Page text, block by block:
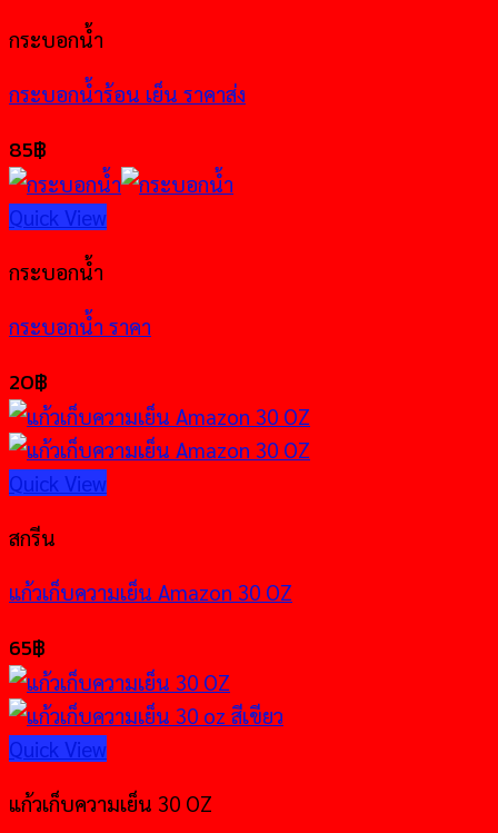
กระบอกน้ำ
กระบอกน้ำร้อน เย็น ราคาส่ง
85฿
Quick View
กระบอกน้ำ
กระบอกน้ำ ราคา
20฿
Quick View
สกรีน
แก้วเก็บความเย็น Amazon 30 OZ
65฿
Quick View
แก้วเก็บความเย็น 30 OZ